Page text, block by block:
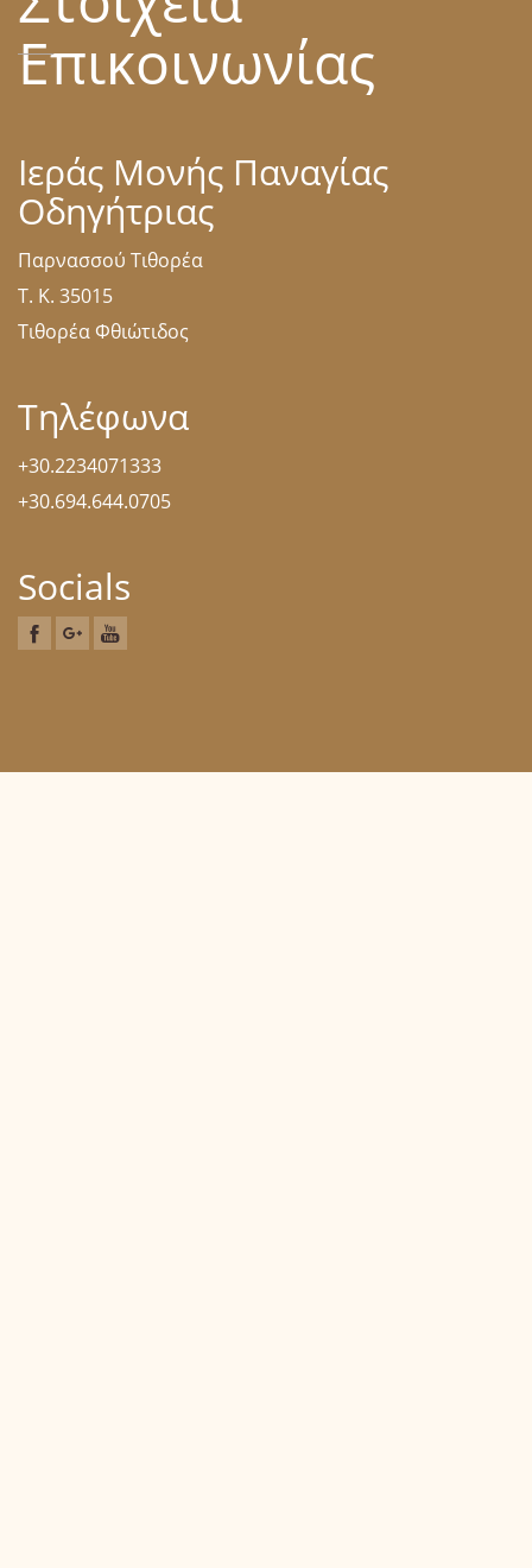
Επικοινωνίας
Ιεράς Μονής Παναγίας
Οδηγήτριας
Παρνασσού Τιθορέα
Τ. Κ. 35015
Τιθορέα Φθιώτιδος
Τηλέφωνα
+30.2234071333
+30.694.644.0705
Socials